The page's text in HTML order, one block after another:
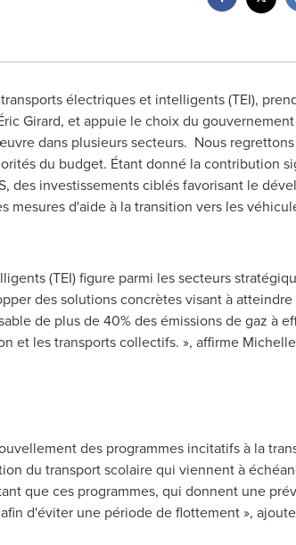
électriques et intelligents (TEI),
Girard, et appuie le choix du
dans plusieurs secteurs. Nous
du budget. Étant donné la contribution
des investissements ciblés favorisant le
d'aide à la transition vers les
(TEI) figure parmi les secteurs
des solutions concrètes visant à
de plus de 40% des émissions de gaz à
et les transports collectifs. », affirme
des programmes incitatifs à la
du transport scolaire qui viennent à
que ces programmes, qui donnent une
d'éviter une période de flottement », ajoute